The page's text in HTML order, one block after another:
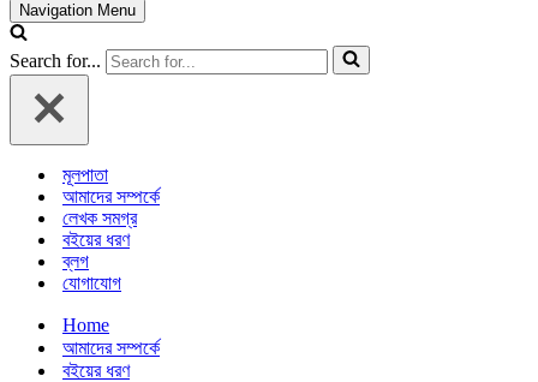
Navigation Menu
Search for...
মূলপাতা
আমাদের সম্পর্কে
লেখক সমগ্র
বইয়ের ধরণ
ব্লগ
যোগাযোগ
Home
আমাদের সম্পর্কে
বইয়ের ধরণ